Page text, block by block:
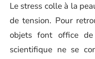
Le stress colle à la
de tension. Pour
objets font office
scientifique ne se